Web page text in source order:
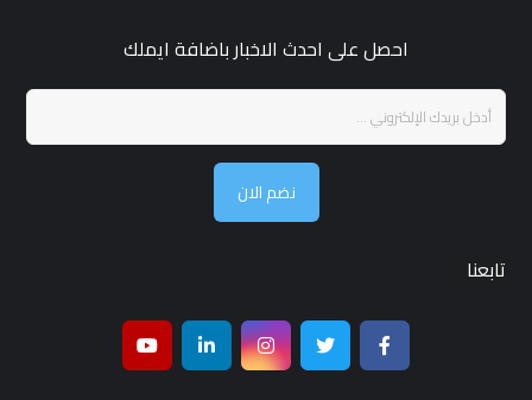
احصل على احدث الاخبار باضافة ايملك
نضم الان
تابعنا